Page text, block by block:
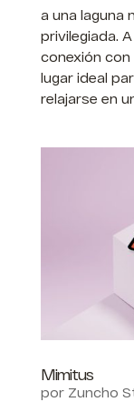
a una laguna
privilegiada.
conexión con
lugar ideal
relajarse en
Mimitus
por Zuncho